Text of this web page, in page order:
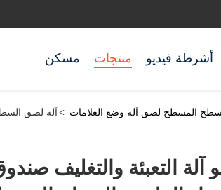
مسكن منتجات أشرطة فيديو
آلة لصق > السطح المسطح لصق آلة وضع العلامات
آلة التعبئة والتغليف